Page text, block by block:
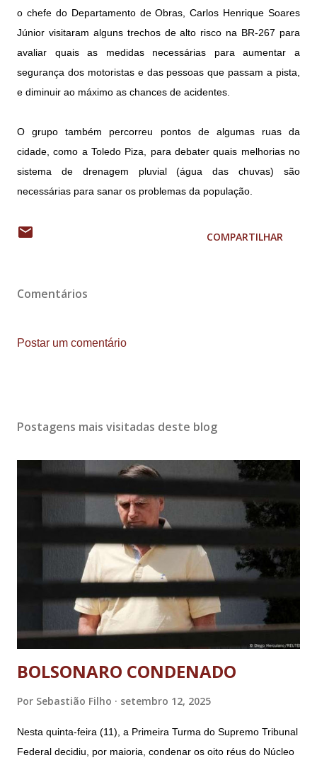
o chefe do Departamento de Obras, Carlos Henrique Soares
Júnior visitaram alguns trechos de alto risco na BR-267 para
avaliar quais as medidas necessárias para aumentar a
segurança dos motoristas e das pessoas que passam a pista,
e diminuir ao máximo as chances de acidentes.
O grupo também percorreu pontos de algumas ruas da
cidade, como a Toledo Piza, para debater quais melhorias no
sistema de drenagem pluvial (água das chuvas) são
necessárias para sanar os problemas da população.
COMPARTILHAR
Comentários
Postar um comentário
Postagens mais visitadas deste blog
BOLSONARO CONDENADO
Por Sebastião Filho setembro 12, 2025
Nesta quinta-feira (11), a Primeira Turma do Supremo Tribunal
Federal decidiu, por maioria, condenar os oito réus do Núcleo